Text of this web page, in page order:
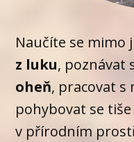
Naučíte se mimo
z luku, poznávat
oheň, pracovat s
pohybovat se
v přírodním